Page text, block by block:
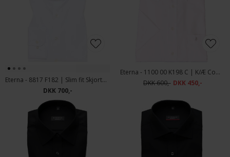
Eterna - 8817 F182 | Slim fit Skjorte Hvid
DKK 700,-
Eterna - 1100 00 K198 C | K/Æ Comfort Fit Skjorte Hvid
DKK 600,- DKK 450,-